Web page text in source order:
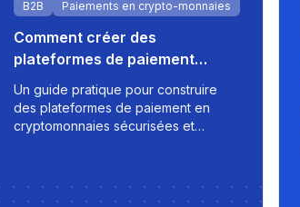
B2B Paiements en crypto-monnaies
Comment créer des
plateformes de paiement
crypto pour marchands
Un guide pratique pour construire
des plateformes de paiement en
cryptomonnaies sécurisées et
réel.